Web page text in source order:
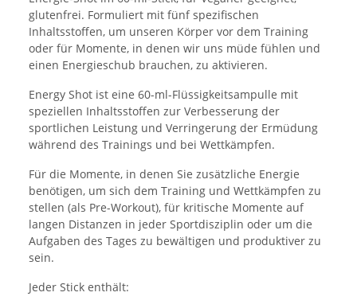
glutenfrei. Formuliert mit fünf spezifischen
Inhaltsstoffen, um unseren Körper vor dem Training
oder für Momente, in denen wir uns müde fühlen und
einen Energieschub brauchen, zu aktivieren.
Energy Shot ist eine 60-ml-Flüssigkeitsampulle mit
speziellen Inhaltsstoffen zur Verbesserung der
sportlichen Leistung und Verringerung der Ermüdung
während des Trainings und bei Wettkämpfen.
Für die Momente, in denen Sie zusätzliche Energie
benötigen, um sich dem Training und Wettkämpfen zu
stellen (als Pre-Workout), für kritische Momente auf
langen Distanzen in jeder Sportdisziplin oder um die
Aufgaben des Tages zu bewältigen und produktiver zu
sein.
Jeder Stick enthält: